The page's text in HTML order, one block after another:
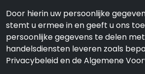
Door hierin uw persoonlijke
stemt u ermee in en geeft u ons
persoonlijke gegevens te delen
handelsdiensten leveren zoals
Privacybeleid en de Algemene